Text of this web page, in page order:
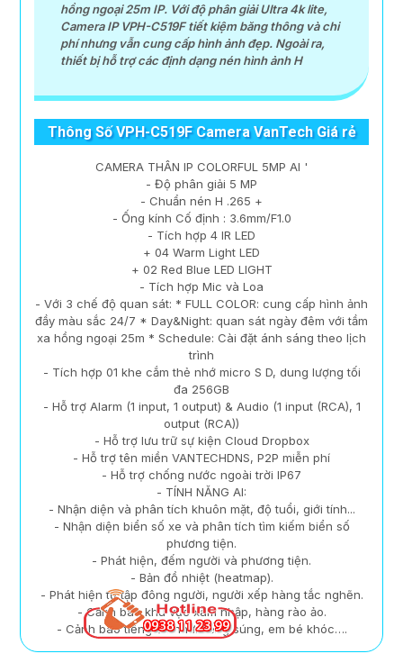
hồng ngoại 25m IP. Với độ phân giải Ultra 4k lite,
Camera IP VPH-C519F tiết kiệm băng thông và chi
phí nhưng vẫn cung cấp hình ảnh đẹp. Ngoài ra,
thiết bị hỗ trợ các định dạng nén hình ảnh H
Thông Số VPH-C519F Camera VanTech Giá rẻ
CAMERA THÂN IP COLORFUL 5MP AI '
- Độ phân giải 5 MP
- Chuẩn nén H .265 +
- Ống kính Cố định : 3.6mm/F1.0
- Tích hợp 4 IR LED
+ 04 Warm Light LED
+ 02 Red Blue LED LIGHT
- Tích hợp Mic và Loa
- Với 3 chế độ quan sát: * FULL COLOR: cung cấp hình ảnh
đầy màu sắc 24/7 * Day&Night: quan sát ngày đêm với tầm
xa hồng ngoại 25m * Schedule: Cài đặt ánh sáng theo lịch
trình
- Tích hợp 01 khe cắm thẻ nhớ micro S D, dung lượng tối
đa 256GB
- Hỗ trợ Alarm (1 input, 1 output) & Audio (1 input (RCA), 1
output (RCA))
- Hỗ trợ lưu trữ sự kiện Cloud Dropbox
- Hỗ trợ tên miền VANTECHDNS, P2P miễn phí
- Hỗ trợ chống nước ngoài trời IP67
- TÍNH NĂNG AI:
- Nhận diện và phân tích khuôn mặt, độ tuổi, giới tính...
- Nhận diện biển số xe và phân tích tìm kiếm biển số
phương tiện.
- Phát hiện, đếm người và phương tiện.
- Bản đồ nhiệt (heatmap).
- Phát hiện tụ tập đông người, người xếp hàng tắc nghẽn.
- Cảnh báo khu vực xâm nhập, hàng rào ảo.
- Cảnh báo tiếng ồn như: tiếng súng, em bé khóc….